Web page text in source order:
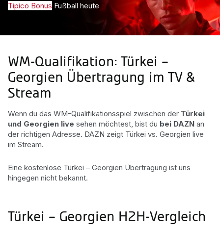
Tipico Bonus Fußball heute
WM-Qualifikation: Türkei –
Georgien Übertragung im TV &
Stream
Wenn du das WM-Qualifikationsspiel zwischen der Türkei
und Georgien live sehen möchtest, bist du bei DAZN an
der richtigen Adresse. DAZN zeigt Türkei vs. Georgien live
im Stream.
Eine kostenlose Türkei – Georgien Übertragung ist uns
hingegen nicht bekannt.
Türkei – Georgien H2H-Vergleich